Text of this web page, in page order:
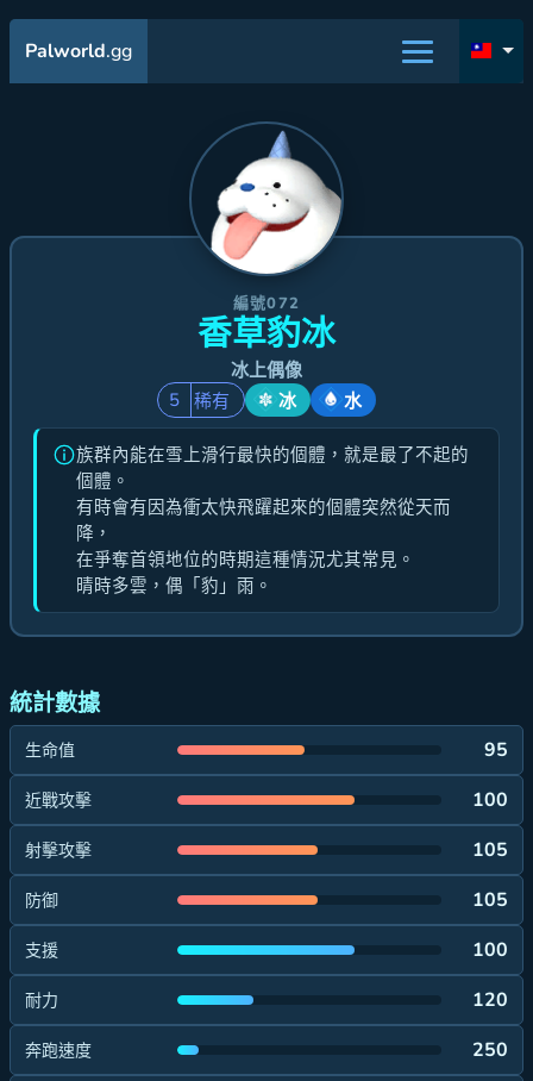
Palworld.gg
編號072
香草豹冰
冰上偶像
5 稀有 冰 水
族群內能在雪上滑行最快的個體，就是最了不起的
個體。
有時會有因為衝太快飛躍起來的個體突然從天而
降，
在爭奪首領地位的時期這種情況尤其常見。
晴時多雲，偶「豹」雨。
統計數據
生命值 95
近戰攻擊 100
射擊攻擊 105
防御 105
支援 100
耐力 120
奔跑速度 250